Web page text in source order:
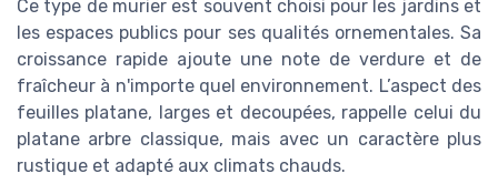
Ce type de murier est souvent choisi pour les jardins et
les espaces publics pour ses qualités ornementales. Sa
croissance rapide ajoute une note de verdure et de
fraîcheur à n'importe quel environnement. L’aspect des
feuilles platane, larges et decoupées, rappelle celui du
platane arbre classique, mais avec un caractère plus
rustique et adapté aux climats chauds.